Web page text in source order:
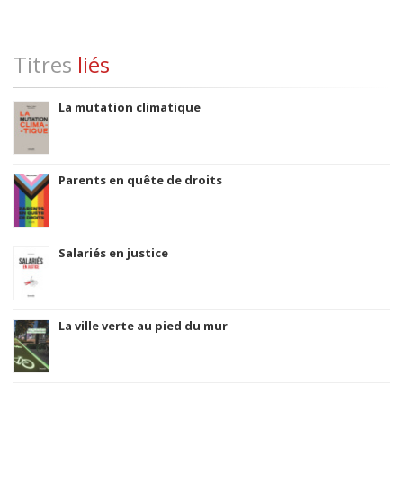
Titres liés
La mutation climatique
Parents en quête de droits
Salariés en justice
La ville verte au pied du mur